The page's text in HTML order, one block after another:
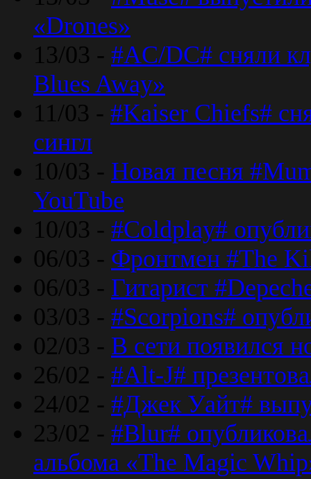
«Drones»
13/03 - #AC/DC# сняли
Blues Away»
11/03 - #Kaiser Chiefs#
сингл
10/03 - Новая песня
YouTube
10/03 - #Coldplay#
06/03 - Фронтмен #The
06/03 - Гитарист
03/03 - #Scorpions#
02/03 - В сети появился
26/02 - #Alt-J#
24/02 - #Джек Уайт#
23/02 - #Blur#
альбома «The Magic